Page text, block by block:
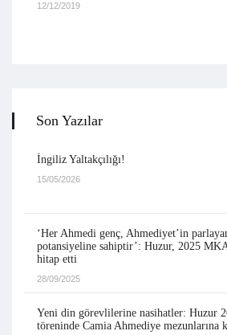
12/12/2019
Son Yazılar
İngiliz Yaltakçılığı!
15/05/2026
‘Her Ahmedi genç, Ahmediyet’in
potansiyeline sahiptir’: Huzur, 2025
hitap etti
28/09/2025
Yeni din görevlilerine nasihatler: Huzur
töreninde Camia Ahmediye mezunlarına